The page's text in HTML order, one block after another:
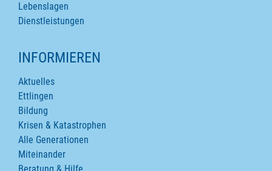
Lebenslagen
Dienstleistungen
INFORMIEREN
Aktuelles
Ettlingen
Bildung
Krisen & Katastrophen
Alle Generationen
Miteinander